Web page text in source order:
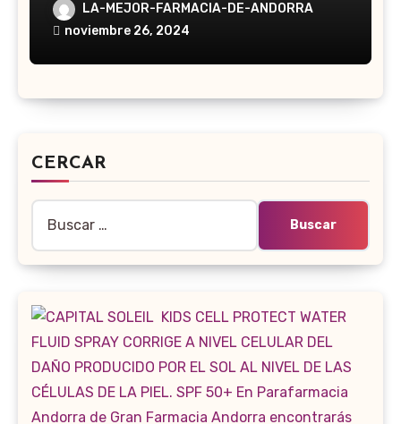
LA-MEJOR-FARMACIA-DE-ANDORRA
noviembre 26, 2024
CERCAR